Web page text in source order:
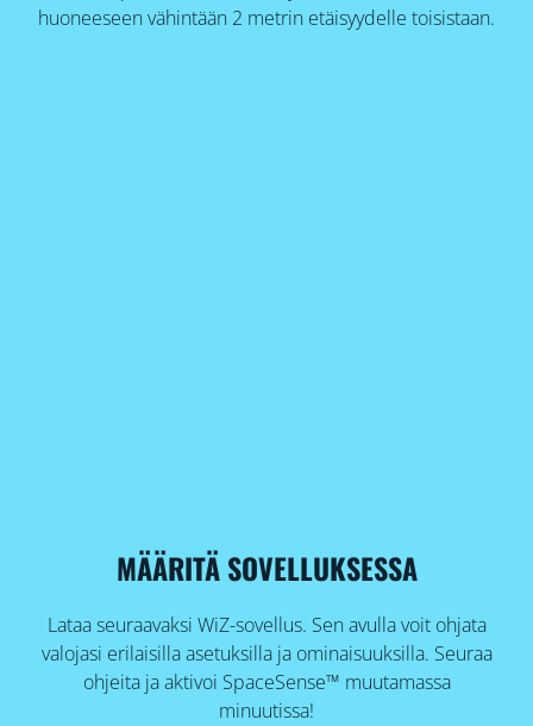
huoneeseen vähintään 2 metrin etäisyydelle toisistaan.
MÄÄRITÄ SOVELLUKSESSA
Lataa seuraavaksi WiZ-sovellus. Sen avulla voit ohjata
valojasi erilaisilla asetuksilla ja ominaisuuksilla. Seuraa
ohjeita ja aktivoi SpaceSense™ muutamassa
minuutissa!